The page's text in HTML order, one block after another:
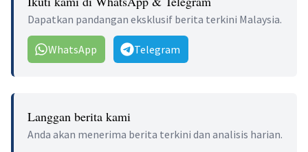
Dapatkan pandangan eksklusif berita terkini Malaysia.
WhatsApp Telegram
Langgan berita kami
Anda akan menerima berita terkini dan analisis harian.